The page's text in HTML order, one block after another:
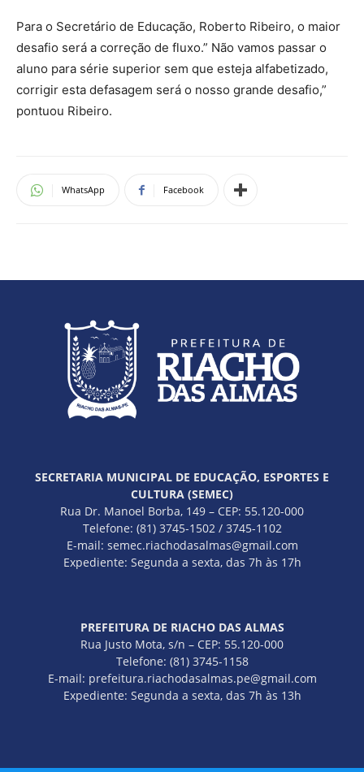
Para o Secretário de Educação, Roberto Ribeiro, o maior
desafio será a correção de fluxo.” Não vamos passar o
aluno para série superior sem que esteja alfabetizado,
corrigir esta defasagem será o nosso grande desafio,”
pontuou Ribeiro.
WhatsApp Facebook
SECRETARIA MUNICIPAL DE EDUCAÇÃO, ESPORTES E
CULTURA (SEMEC)
Rua Dr. Manoel Borba, 149 – CEP: 55.120-000
Telefone: (81) 3745-1502 / 3745-1102
E-mail: semec.riachodasalmas@gmail.com
Expediente: Segunda a sexta, das 7h às 17h
PREFEITURA DE RIACHO DAS ALMAS
Rua Justo Mota, s/n – CEP: 55.120-000
Telefone: (81) 3745-1158
E-mail: prefeitura.riachodasalmas.pe@gmail.com
Expediente: Segunda a sexta, das 7h às 13h